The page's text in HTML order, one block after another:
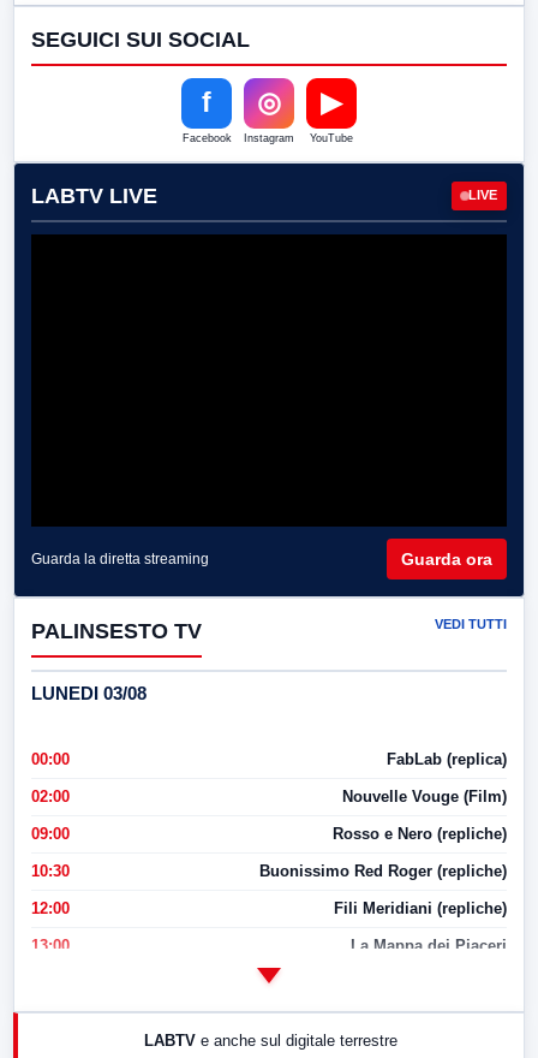
SEGUICI SUI SOCIAL
f
Facebook
◎
Instagram
▶
YouTube
LABTV LIVE LIVE
Guarda la diretta streaming Guarda ora
PALINSESTO TV VEDI TUTTI
LUNEDI 03/08
00:00 FabLab (replica)
02:00 Nouvelle Vouge (Film)
09:00 Rosso e Nero (repliche)
10:30 Buonissimo Red Roger (repliche)
12:00 Fili Meridiani (repliche)
13:00 La Mappa dei Piaceri
17:00 LabNews (replica)
LABTV e anche sul digitale terrestre